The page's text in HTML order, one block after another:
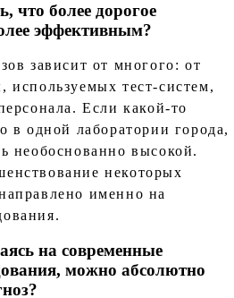
что более дорогое
эффективным?
зависит от многого: от
используемых тест-систем,
Если какой-то
в одной лаборатории города,
необоснованно высокой.
некоторых
именно на
на современные
можно абсолютно